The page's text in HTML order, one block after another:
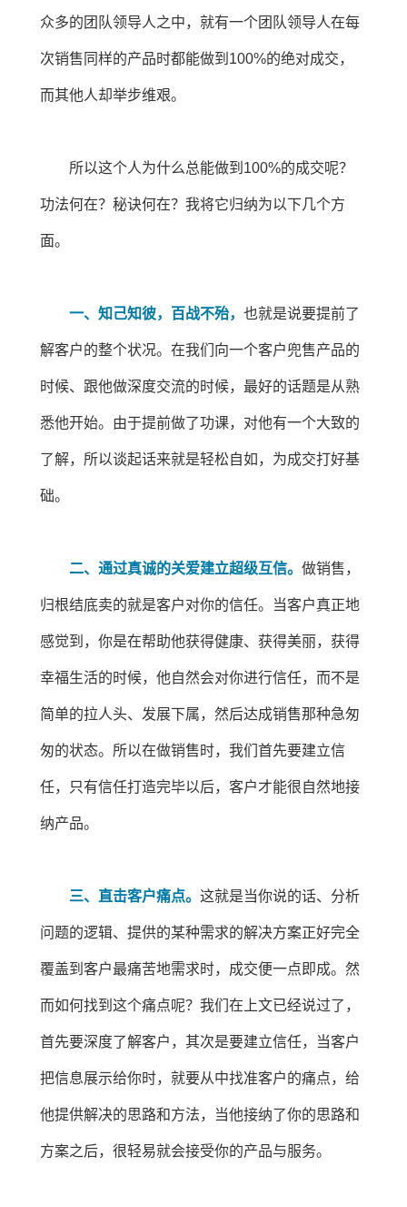
众多的团队领导人之中，就有一个团队领导人在每
次销售同样的产品时都能做到100%的绝对成交，
而其他人却举步维艰。
所以这个人为什么总能做到100%的成交呢？
功法何在？秘诀何在？我将它归纳为以下几个方
面。
一、知己知彼，百战不殆， 也就是说要提前了
解客户的整个状况。在我们向一个客户兜售产品的
时候、跟他做深度交流的时候，最好的话题是从熟
悉他开始。由于提前做了功课，对他有一个大致的
了解，所以谈起话来就是轻松自如，为成交打好基
础。
二、通过真诚的关爱建立超级互信。 做销售，
归根结底卖的就是客户对你的信任。当客户真正地
感觉到，你是在帮助他获得健康、获得美丽，获得
幸福生活的时候，他自然会对你进行信任，而不是
简单的拉人头、发展下属，然后达成销售那种急匆
匆的状态。所以在做销售时，我们首先要建立信
任，只有信任打造完毕以后，客户才能很自然地接
纳产品。
三、直击客户痛点。 这就是当你说的话、分析
问题的逻辑、提供的某种需求的解决方案正好完全
覆盖到客户最痛苦地需求时，成交便一点即成。然
而如何找到这个痛点呢？我们在上文已经说过了，
首先要深度了解客户，其次是要建立信任，当客户
把信息展示给你时，就要从中找准客户的痛点，给
他提供解决的思路和方法，当他接纳了你的思路和
方案之后，很轻易就会接受你的产品与服务。